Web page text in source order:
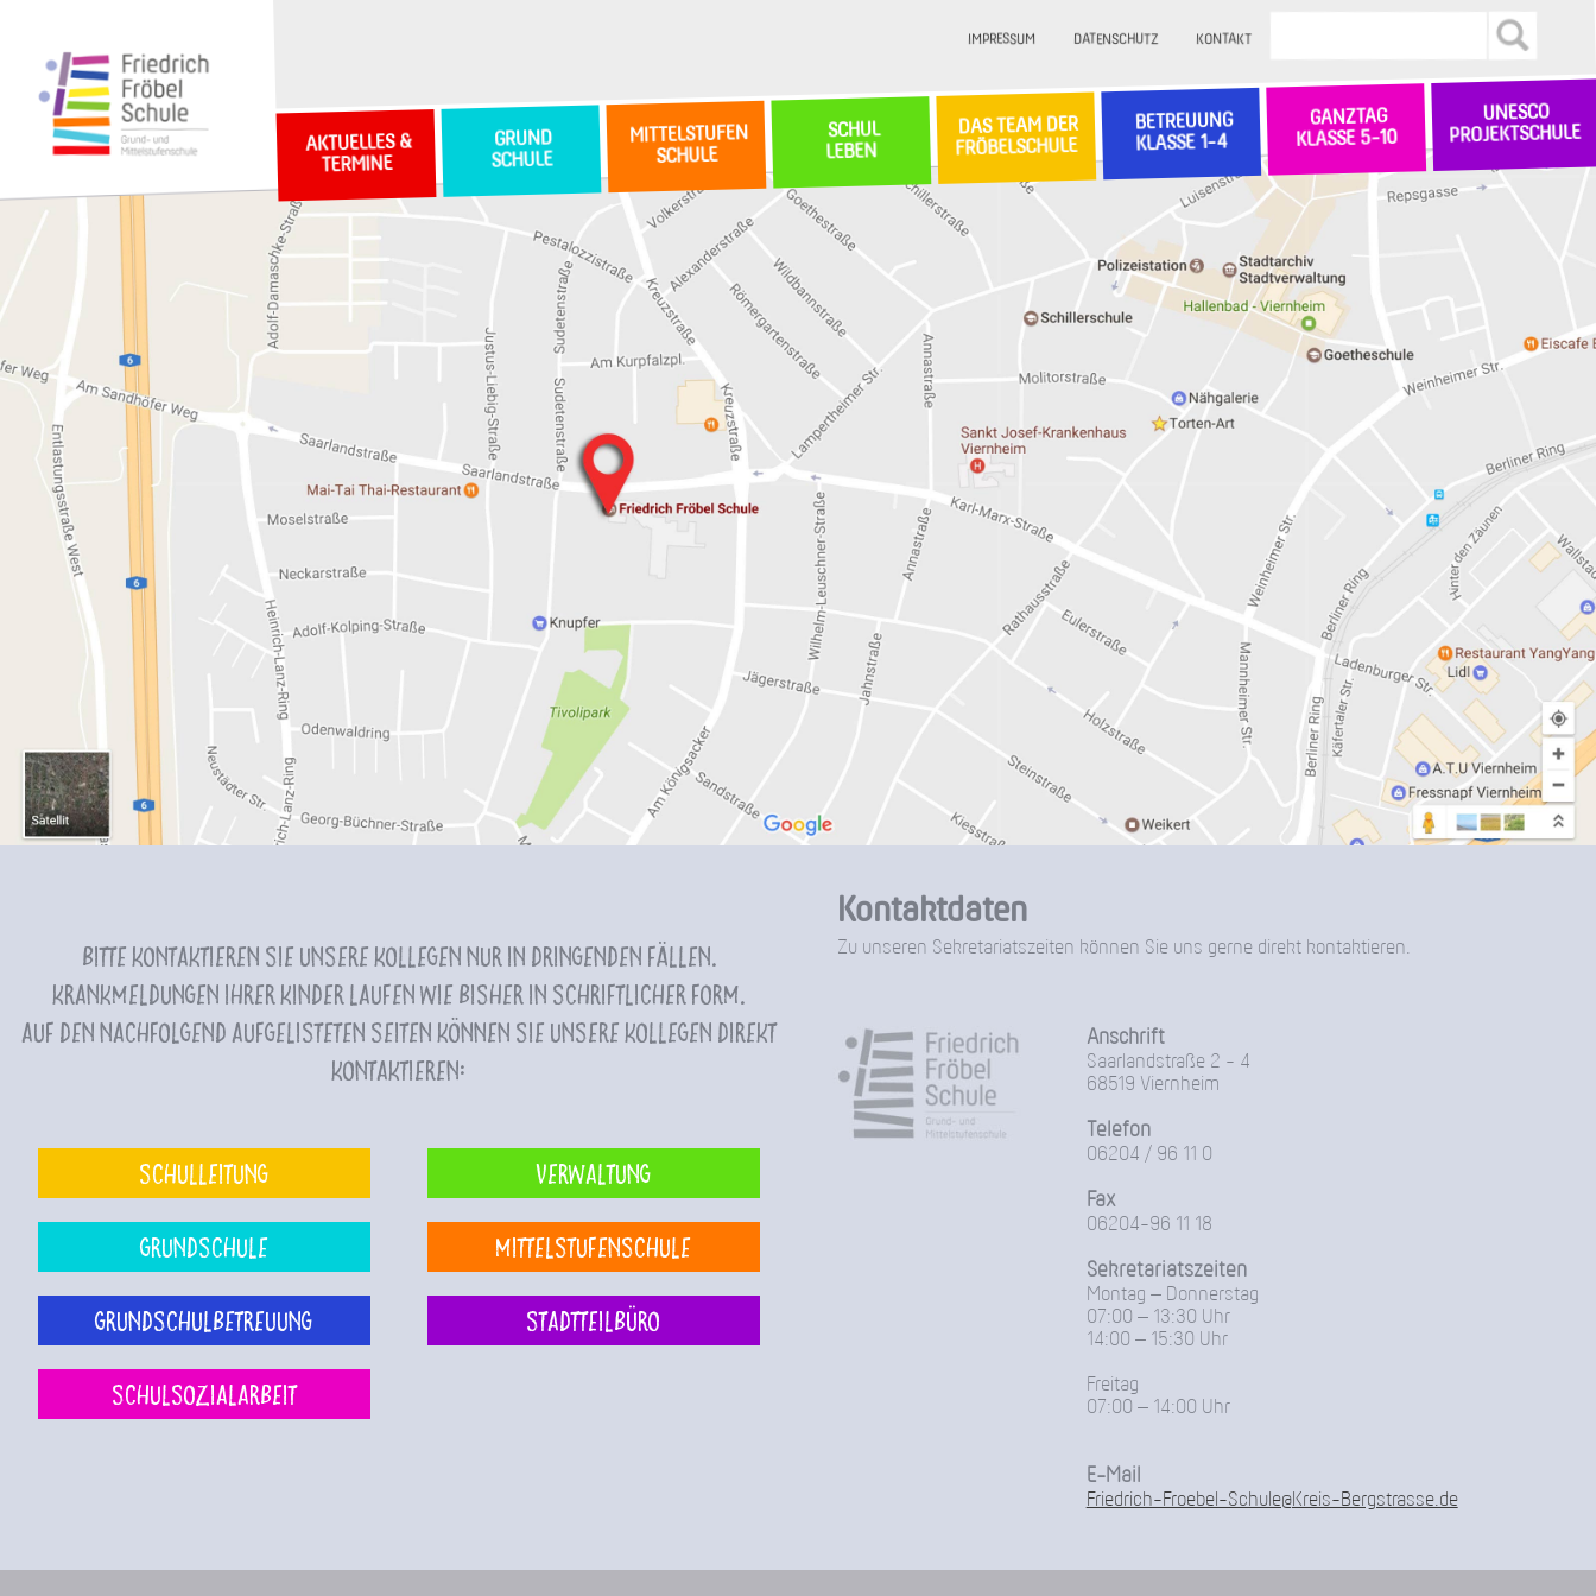
IMPRESSUM DATENSCHUTZ KONTAKT
AKTUELLES &
TERMINE
GRUND
SCHULE
MITTELSTUFEN
SCHULE
SCHUL
LEBEN
DAS TEAM DER
FRÖBELSCHULE
BETREUUNG
KLASSE 1-4
GANZTAG
KLASSE 5-10
UNESCO
PROJEKTSCHULE
Bitte kontaktieren Sie unsere Kollegen nur in dringenden Fällen.
Krankmeldungen Ihrer Kinder laufen wie bisher in schriftlicher Form.
Auf den nachfolgend aufgelisteten Seiten können Sie unsere Kollegen direkt
kontaktieren:
Schulleitung Verwaltung
Grundschule Mittelstufenschule
Grundschulbetreuung Stadtteilbüro
Schulsozialarbeit
Kontaktdaten
Zu unseren Sekretariatszeiten können Sie uns gerne direkt kontaktieren.
Anschrift
Saarlandstraße 2 - 4
68519 Viernheim
Telefon
06204 / 96 11 0
Fax
06204-96 11 18
Sekretariatszeiten
Montag – Donnerstag
07:00 – 13:30 Uhr
14:00 – 15:30 Uhr
Freitag
07:00 – 14:00 Uhr
E-Mail
Friedrich-Froebel-Schule@Kreis-Bergstrasse.de